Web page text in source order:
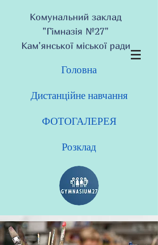
Комунальний заклад
"Гімназія №27"
Кам'янської міської ради
Головна
Дистанційне навчання
ФОТОГАЛЕРЕЯ
Розклад